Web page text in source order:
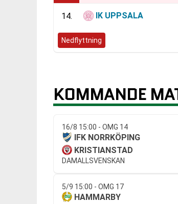
14. IK UPPSALA
Nedflyttning
KOMMANDE
16/8 15:00 - OMG 14
IFK NORRKÖPING
KRISTIANSTAD
DAMALLSVENSKAN
5/9 15:00 - OMG 17
HAMMARBY